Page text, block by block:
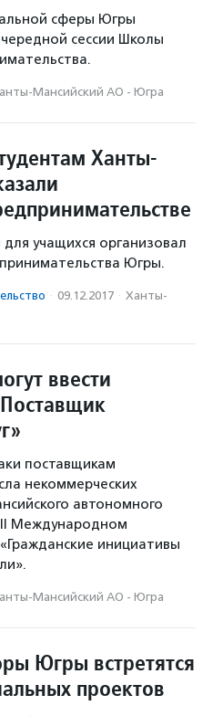
сферы Югры
сессии Школы
Мансийский АО - Югра
Ханты-
учащихся организовал
Югры.
· 09.12.2017 · Ханты-
ввести
поставщикам
некоммерческих
автономного
II Международном
инициативы
Мансийский АО - Югра
Югры встретятся
проектов